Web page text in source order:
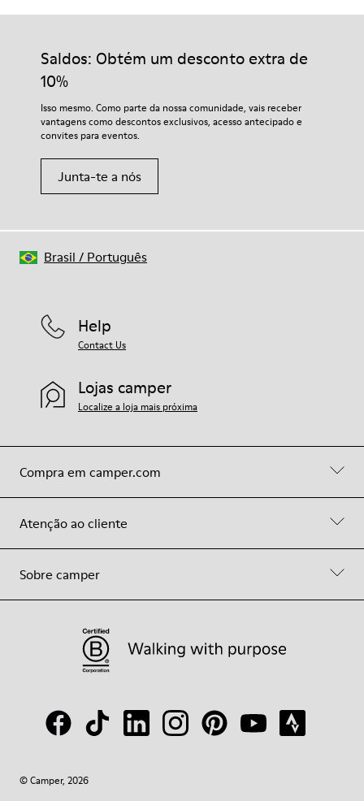
Saldos: Obtém um desconto extra de
10%
Isso mesmo. Como parte da nossa comunidade, vais receber
vantagens como descontos exclusivos, acesso antecipado e
convites para eventos.
Junta-te a nós
Compra em camper.com
Atenção ao cliente
Sobre camper
Help
Contact Us
Lojas camper
Localize a loja mais próxima
© Camper, 2026
Brasil / Português